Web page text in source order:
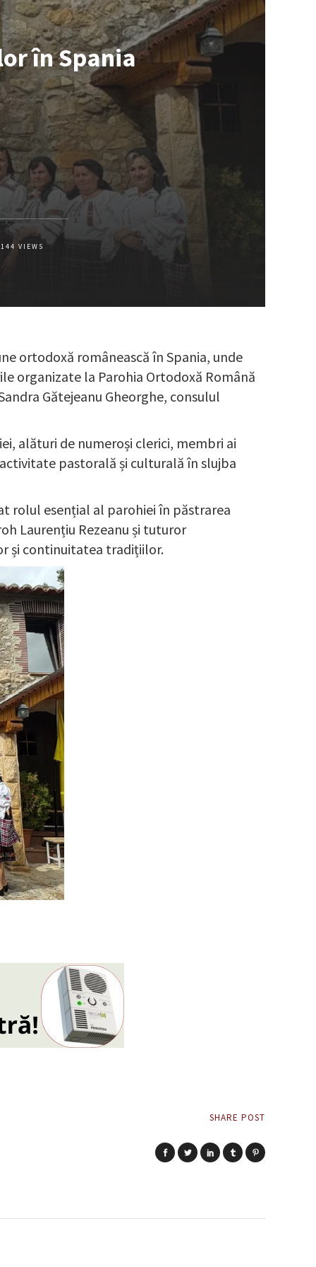
în Spania
144 VIEWS
ortodoxă românească în Spania, unde
organizate la Parohia Ortodoxă Română
Gătejeanu Gheorghe, consulul
alături de numeroși clerici, membri ai
pastorală și culturală în slujba
rolul esențial al parohiei în păstrarea
Laurențiu Rezeanu și tuturor
și continuitatea tradițiilor.
SHARE POST